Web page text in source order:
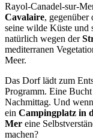
Rayol-Canadel-sur-
Cavalaire, gegenüber
seine wilde Küste und
natürlich wegen der
mediterranen
Meer.
Das Dorf lädt zum
Programm. Eine
Nachmittag. Und
ein Campingplatz in
Mer eine
machen?